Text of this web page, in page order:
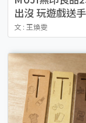
出沒 玩遊戲送
文 : 王煥雯